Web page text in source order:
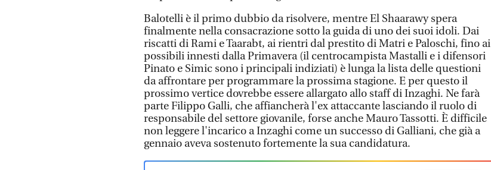
Balotelli è il primo dubbio da risolvere, mentre El Shaarawy spera
finalmente nella consacrazione sotto la guida di uno dei suoi idoli. Dai
riscatti di Rami e Taarabt, ai rientri dal prestito di Matri e Paloschi, fino ai
possibili innesti dalla Primavera (il centrocampista Mastalli e i difensori
Pinato e Simic sono i principali indiziati) è lunga la lista delle questioni
da affrontare per programmare la prossima stagione. E per questo il
prossimo vertice dovrebbe essere allargato allo staff di Inzaghi. Ne farà
parte Filippo Galli, che affiancherà l'ex attaccante lasciando il ruolo di
responsabile del settore giovanile, forse anche Mauro Tassotti. È difficile
non leggere l'incarico a Inzaghi come un successo di Galliani, che già a
gennaio aveva sostenuto fortemente la sua candidatura.